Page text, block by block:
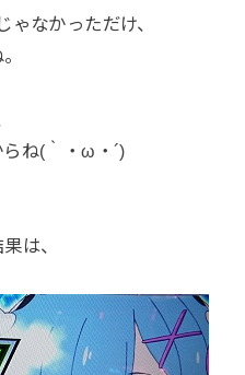
ゃなかっただけ、
ね(｀・ω・´)
は、